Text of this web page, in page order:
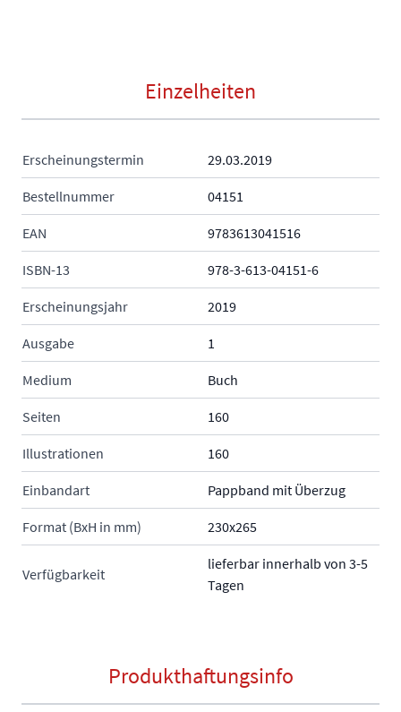
Einzelheiten
Erscheinungstermin 29.03.2019
Bestellnummer 04151
EAN 9783613041516
ISBN-13 978-3-613-04151-6
Erscheinungsjahr 2019
Ausgabe 1
Medium Buch
Seiten 160
Illustrationen 160
Einbandart Pappband mit Überzug
Format (BxH in mm) 230x265
Verfügbarkeit
lieferbar innerhalb von 3-5
Tagen
Produkthaftungsinfo